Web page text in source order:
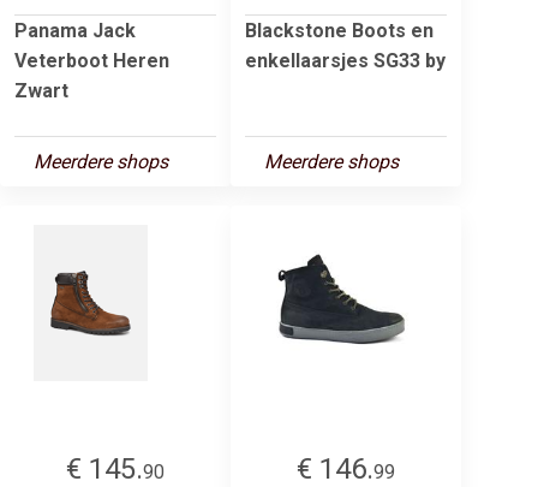
Panama Jack
Veterboot Heren
Zwart
Meerdere shops
Blackstone Boots en
enkellaarsjes SG33 by
Meerdere shops
€ 145.90
€ 146.99